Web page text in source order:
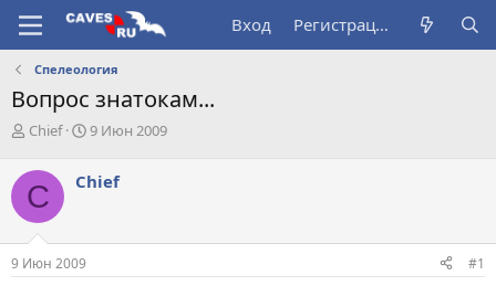
Вход Регистрация
Спелеология
Вопрос знатокам...
А
т
о
р
т
е
м
Chief
Д
а
ч
9 Июн 2009
C Chief
9 Июн 2009 #1